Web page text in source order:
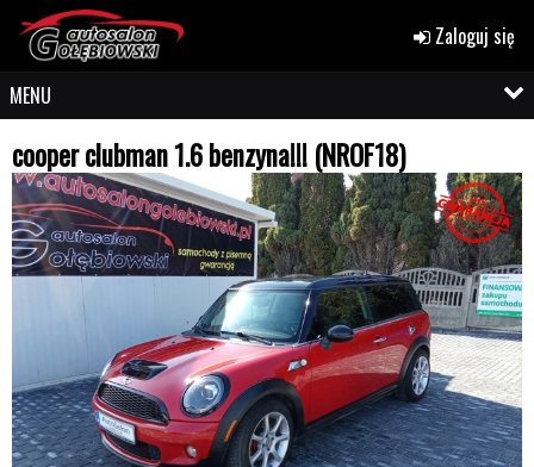
Zaloguj się
MENU
cooper clubman 1.6 benzyna!!! (NROF18)